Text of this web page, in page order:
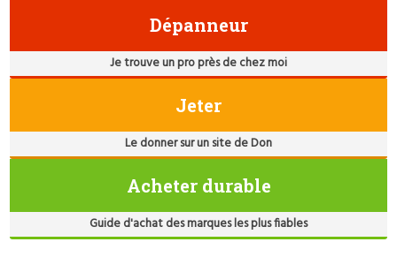
Dépanneur
Je trouve un pro près de chez moi
Jeter
Le donner sur un site de Don
Acheter durable
Guide d'achat des marques les plus fiables